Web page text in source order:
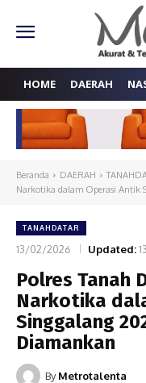
HOME DAERAH
Beranda DAERAH
Narkotika dalam Operasi Antik
TANAHDATAR
13/02/2026 Updated:
Polres Tanah
Narkotika
Singgalang
Diamankan
By Metrotalenta